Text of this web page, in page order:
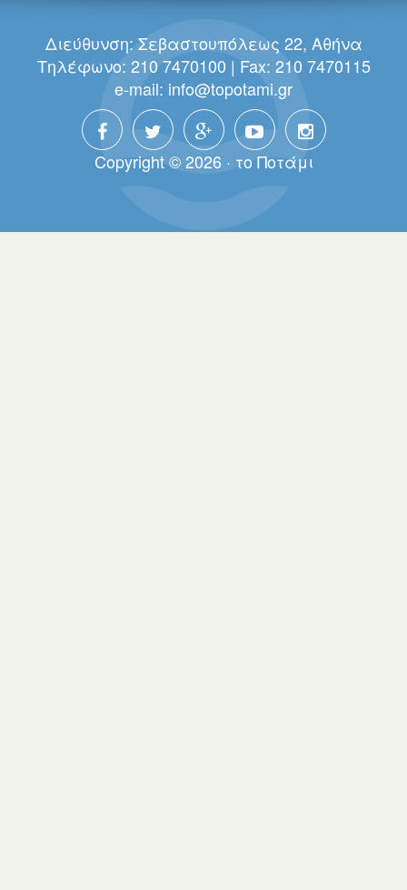
Διεύθυνση: Σεβαστουπόλεως 22, Αθήνα
Τηλέφωνο: 210 7470100 | Fax: 210 7470115
e-mail: info@topotami.gr
Copyright © 2026 · τo Πoτάμι